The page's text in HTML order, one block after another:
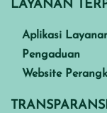
LAYANAN
Aplikasi
Pengaduan
Website